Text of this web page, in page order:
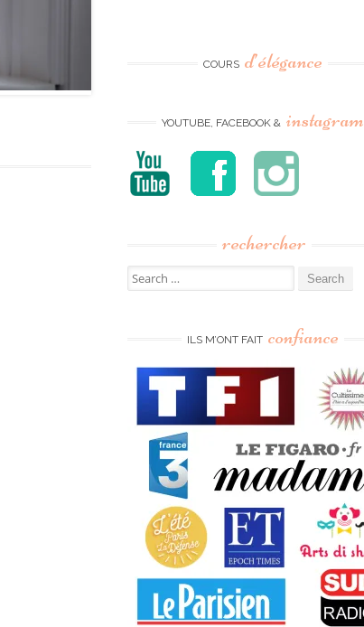
COURS d’élégance
YOUTUBE, FACEBOOK & instagram
rechercher
Search
for:
ILS M’ONT FAIT confiance